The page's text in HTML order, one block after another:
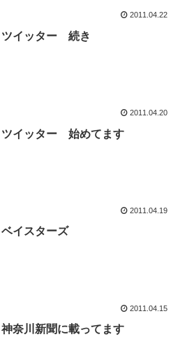
2011.04.22
ツイッター 続き
2011.04.20
ツイッター 始めてます
2011.04.19
ベイスターズ
2011.04.15
神奈川新聞に載ってます